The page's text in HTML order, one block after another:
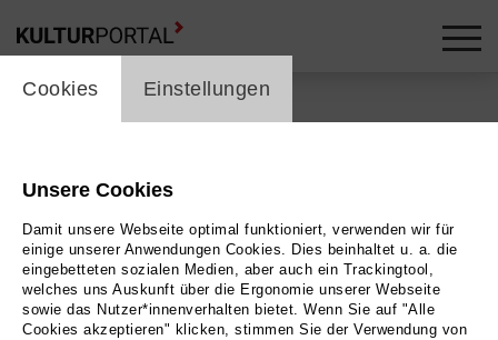
Zurück|Übersicht
Special
Klima Krise Kunst
cookie_layer
Cookies Einstellungen
Unsere Cookies
Damit unsere Webseite optimal funktioniert, verwenden wir für
einige unserer Anwendungen Cookies. Dies beinhaltet u. a. die
eingebetteten sozialen Medien, aber auch ein Trackingtool,
welches uns Auskunft über die Ergonomie unserer Webseite
sowie das Nutzer*innenverhalten bietet. Wenn Sie auf "Alle
Cookies akzeptieren" klicken, stimmen Sie der Verwendung von